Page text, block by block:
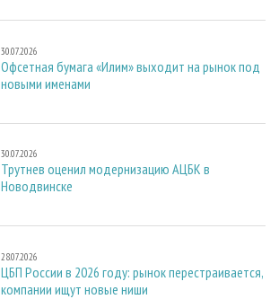
30.07.2026
Офсетная бумага «Илим» выходит на рынок под
новыми именами
30.07.2026
Трутнев оценил модернизацию АЦБК в
Новодвинске
28.07.2026
ЦБП России в 2026 году: рынок перестраивается,
компании ищут новые ниши